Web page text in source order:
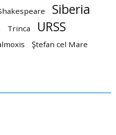
Siberia
Trinca URSS
Ştefan cel Mare